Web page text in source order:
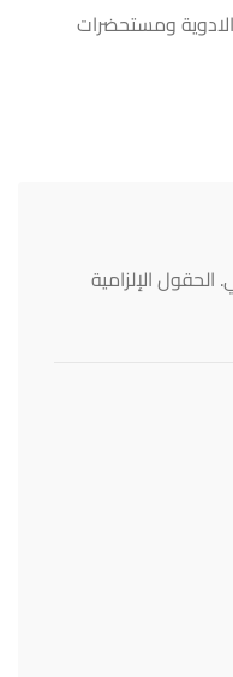
ومستحضرات
الحقول الإلزامية